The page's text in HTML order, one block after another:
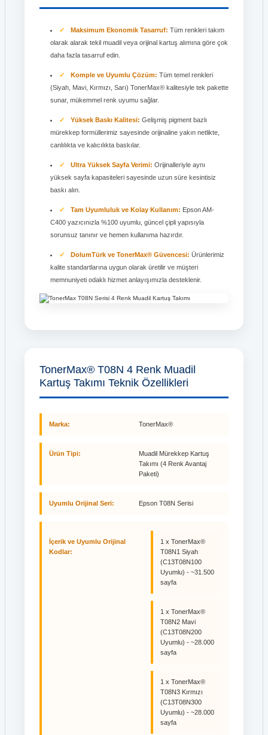
Maksimum Ekonomik Tasarruf: Tüm renkleri takım
olarak alarak tekil muadil veya orijinal kartuş alımına göre çok
daha fazla tasarruf edin.
Komple ve Uyumlu Çözüm: Tüm temel renkleri
(Siyah, Mavi, Kırmızı, Sarı) TonerMax® kalitesiyle tek pakette
sunar, mükemmel renk uyumu sağlar.
Yüksek Baskı Kalitesi: Gelişmiş pigment bazlı
mürekkep formüllerimiz sayesinde orijinaline yakın netlikte,
canlılıkta ve kalıcılıkta baskılar.
Ultra Yüksek Sayfa Verimi: Orijinalleriyle aynı
yüksek sayfa kapasiteleri sayesinde uzun süre kesintisiz
baskı alın.
Tam Uyumluluk ve Kolay Kullanım: Epson AM-
C400 yazıcınızla %100 uyumlu, güncel çipli yapısıyla
sorunsuz tanınır ve hemen kullanıma hazırdır.
DolumTürk ve TonerMax® Güvencesi: Ürünlerimiz
kalite standartlarına uygun olarak üretilir ve müşteri
memnuniyeti odaklı hizmet anlayışımızla desteklenir.
TonerMax® T08N 4 Renk Muadil
Kartuş Takımı Teknik Özellikleri
Marka: TonerMax®
Ürün Tipi:
Muadil Mürekkep Kartuş
Takımı (4 Renk Avantaj
Paketi)
Uyumlu Orijinal Seri: Epson T08N Serisi
İçerik ve Uyumlu Orijinal
Kodlar:
1 x TonerMax®
T08N1 Siyah
(C13T08N100
Uyumlu) - ~31.500
sayfa
1 x TonerMax®
T08N2 Mavi
(C13T08N200
Uyumlu) - ~28.000
sayfa
1 x TonerMax®
T08N3 Kırmızı
(C13T08N300
Uyumlu) - ~28.000
sayfa